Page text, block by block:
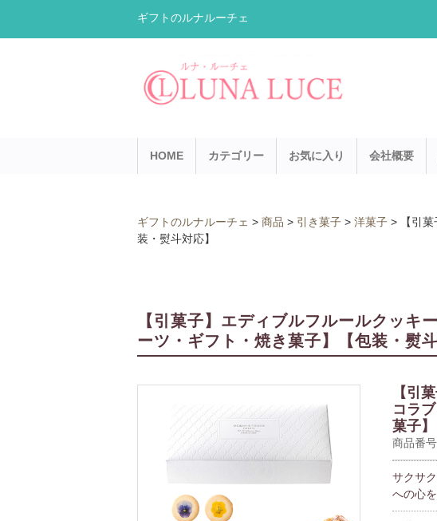
ギフトのルナルーチェ
HOME カテゴリー お気に入り 会社概要
ギフトのルナルーチェ > 商品 > 引き菓子 > 洋菓子 >
【引
装・熨斗対応】
【引菓子】エディブルフルールクッ
ーツ・ギフト・焼き菓子】【包装・熨斗
【引
コラ
菓子】
商品番
サクサ
への心